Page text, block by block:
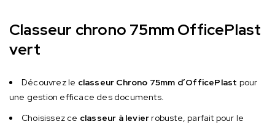
Classeur chrono 75mm OfficePlast
vert
Découvrez le classeur Chrono 75mm d’OfficePlast pour
une gestion efficace des documents.
Choisissez ce classeur à levierrobuste, parfait pour le